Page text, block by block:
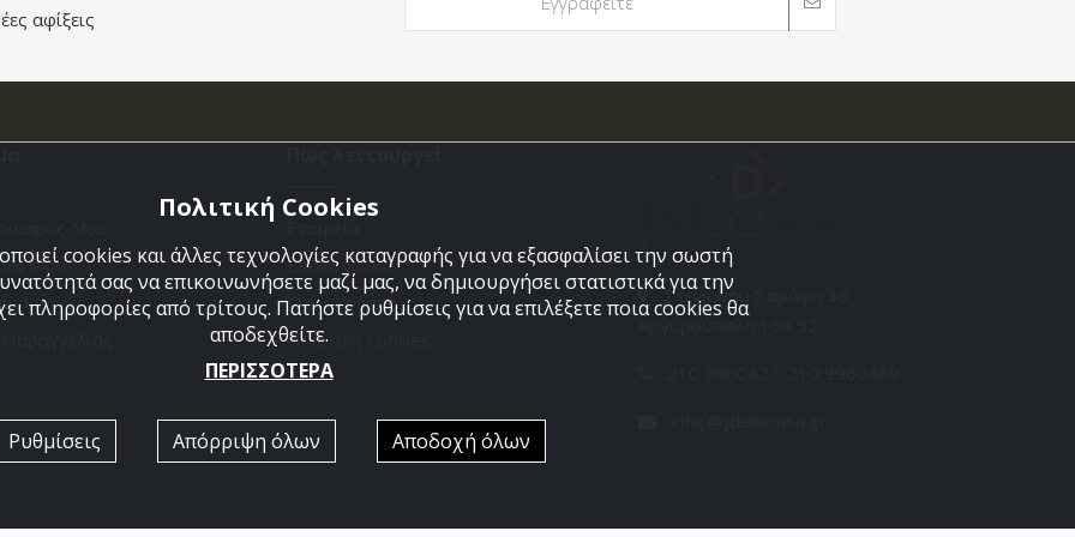
αφίξεις
Μου
Επικοινωνια
Όροι Χρήσης
Πολιτική Cookies
Στεφάνου Σαράφη 36,
Πολιτική Cookies
cookies και άλλες τεχνολογίες καταγραφής για να εξασφαλίσει την σωστή
σας να επικοινωνήσετε μαζί μας, να δημιουργήσει στατιστικά για την
πληροφορίες από τρίτους. Πατήστε ρυθμίσεις για να επιλέξετε ποια cookies θα
αποδεχθείτε.
ΠΕΡΙΣΣΟΤΕΡΑ
Ρυθμίσεις Απόρριψη όλων Αποδοχή όλων